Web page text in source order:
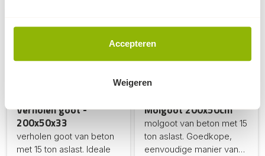
Accepteren
Weigeren
Verholen goot -
200x50x33
verholen goot van beton
met 15 ton aslast. Ideale
Molgoot 200x50cm
molgoot van beton met 15
ton aslast. Goedkope,
eenvoudige manier van